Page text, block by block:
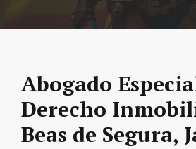
Abogado
Derecho
Beas de Segura,